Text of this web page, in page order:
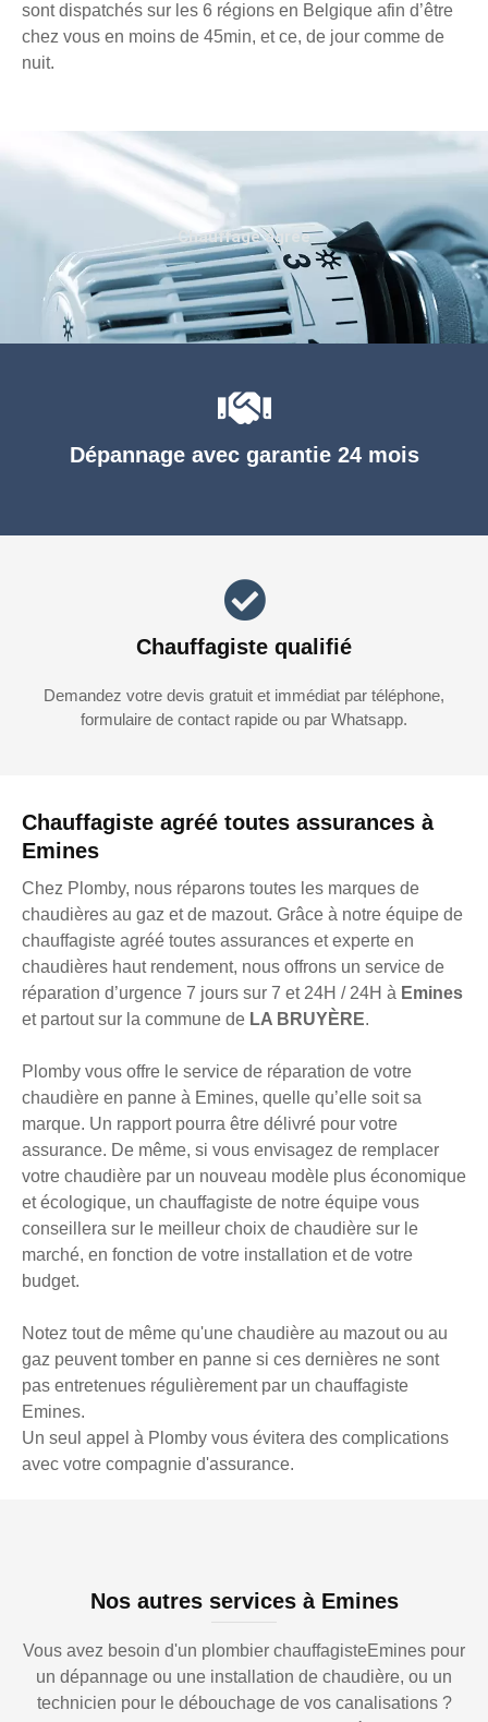
sont dispatchés sur les 6 régions en Belgique afin d’être
chez vous en moins de 45min, et ce, de jour comme de
nuit.
Chauffagiste agréé toutes assurances à
Emines
Chez Plomby, nous réparons toutes les marques de
chaudières au gaz et de mazout. Grâce à notre équipe de
chauffagiste agréé toutes assurances et experte en
chaudières haut rendement, nous offrons un service de
réparation d’urgence 7 jours sur 7 et 24H / 24H à Emines
et partout sur la commune de LA BRUYÈRE.
Plomby vous offre le service de réparation de votre
chaudière en panne à Emines, quelle qu’elle soit sa
marque. Un rapport pourra être délivré pour votre
assurance. De même, si vous envisagez de remplacer
votre chaudière par un nouveau modèle plus économique
et écologique, un chauffagiste de notre équipe vous
conseillera sur le meilleur choix de chaudière sur le
marché, en fonction de votre installation et de votre
budget.
Notez tout de même qu'une chaudière au mazout ou au
gaz peuvent tomber en panne si ces dernières ne sont
pas entretenues régulièrement par un chauffagiste
Emines.
Un seul appel à Plomby vous évitera des complications
avec votre compagnie d'assurance.
Dépannage avec garantie 24 mois
Chauffagiste qualifié
Demandez votre devis gratuit et immédiat par téléphone,
formulaire de contact rapide ou par Whatsapp.
Chauffage agréé
Nos autres services à Emines
Vous avez besoin d'un plombier chauffagisteEmines pour
un dépannage ou une installation de chaudière, ou un
technicien pour le débouchage de vos canalisations ?